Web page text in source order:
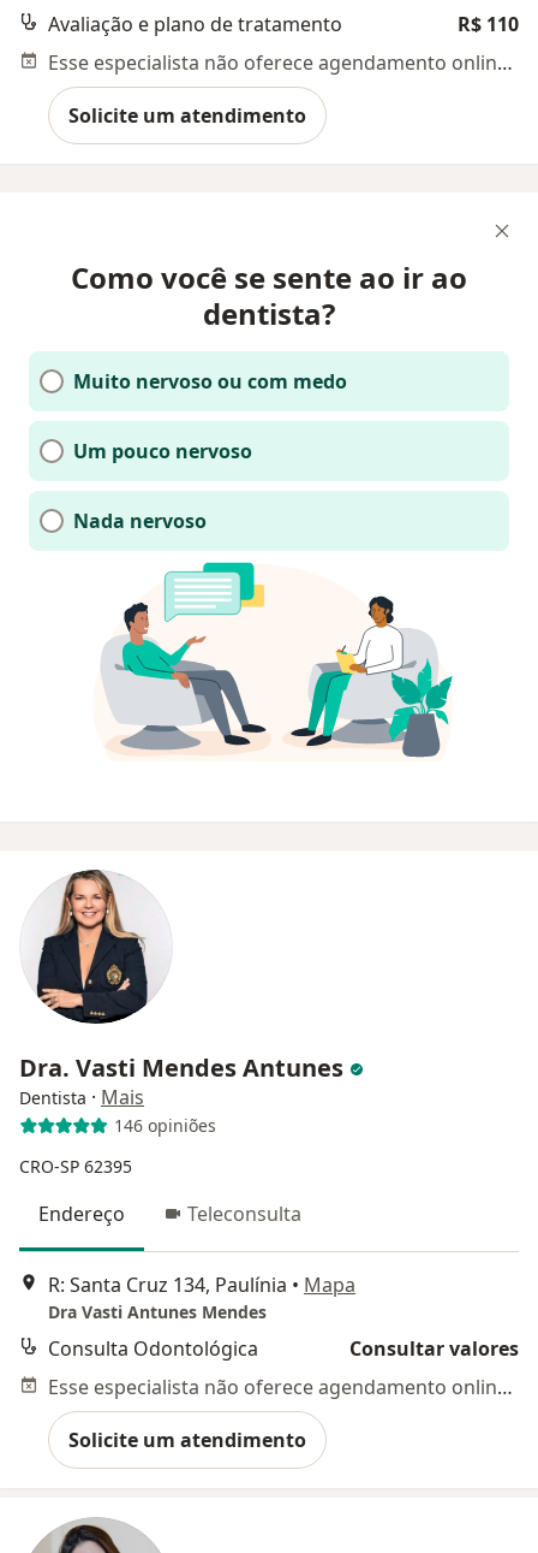
Avaliação e plano de tratamento
R$ 110
Esse especialista não oferece agendamento online para esse endereço.
Solicite um atendimento
Como você se sente ao ir ao
dentista?
Muito nervoso ou com medo
Um pouco nervoso
Nada nervoso
Dra. Vasti Mendes Antunes
Dentista · Mais
146 opiniões
CRO-SP 62395
Endereço Teleconsulta
R: Santa Cruz 134, Paulínia • Mapa
Dra Vasti Antunes Mendes
Consulta Odontológica
Consultar valores
Esse especialista não oferece agendamento online para esse endereço.
Solicite um atendimento